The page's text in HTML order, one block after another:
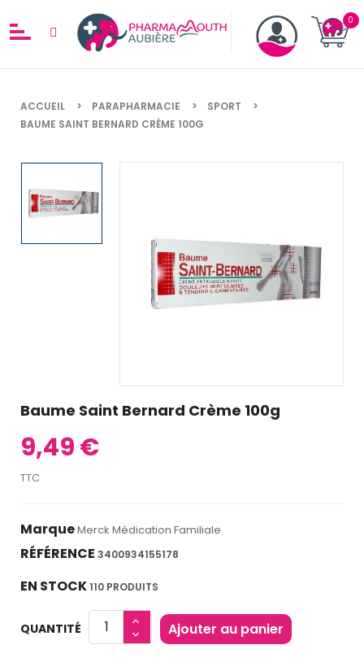
ACCUEIL PARAPHARMACIE
SPORT
BAUME SAINT BERNARD CRÈME 100G
Baume Saint Bernard Crème 100g
9,49 €
TTC
MarqueMerck Médication Familiale
RÉFÉRENCE 3400934155178
EN STOCK110 PRODUITS
QUANTITÉ Ajouter au panier